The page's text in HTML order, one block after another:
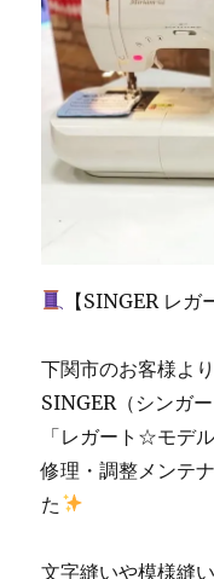
【SINGER レ
下関市のお客様より
SINGER（シンガ
「レガート☆モデ
修理・調整メンテ
た
文字縫いや模様縫